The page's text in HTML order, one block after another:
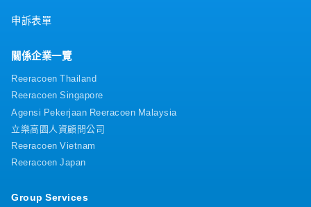
申訴表單
關係企業一覽
Reeracoen Thailand
Reeracoen Singapore
Agensi Pekerjaan Reeracoen Malaysia
立樂高園人資顧問公司
Reeracoen Vietnam
Reeracoen Japan
Group Services